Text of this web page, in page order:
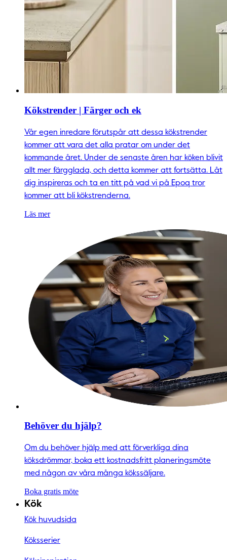
Kökstrender | Färger och ek
Vår egen inredare förutspår att dessa kökstrender
kommer att vara det alla pratar om under det
kommande året. Under de senaste åren har köken blivit
allt mer färgglada, och detta kommer att fortsätta. Låt
dig inspireras och ta en titt på vad vi på Epoq tror
kommer att bli kökstrenderna.
Läs mer
Behöver du hjälp?
Om du behöver hjälp med att förverkliga dina
köksdrömmar, boka ett kostnadsfritt planeringsmöte
med någon av våra många kökssäljare.
Boka gratis möte
Kök
Kök huvudsida
Köksserier